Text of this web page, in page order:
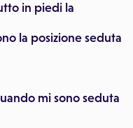
in piedi la
la posizione seduta
mi sono seduta